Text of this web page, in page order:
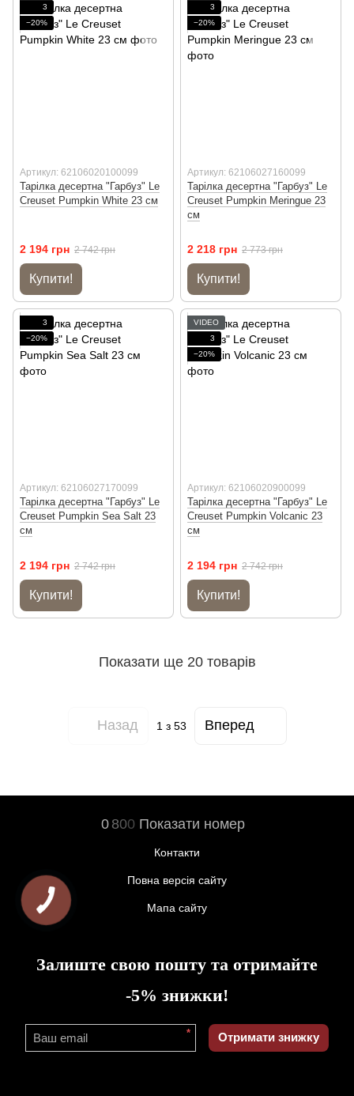
3
−20%
Артикул: 62106020100099
Тарілка десертна "Гарбуз" Le
Creuset Pumpkin White 23 см
2 194 грн 2 742 грн
Купити!
3
−20%
Артикул: 62106027160099
Тарілка десертна "Гарбуз" Le
Creuset Pumpkin Meringue 23
см
2 218 грн 2 773 грн
Купити!
3
−20%
Артикул: 62106027170099
Тарілка десертна "Гарбуз" Le
Creuset Pumpkin Sea Salt 23
см
2 194 грн 2 742 грн
Купити!
VIDEO
3
−20%
Артикул: 62106020900099
Тарілка десертна "Гарбуз" Le
Creuset Pumpkin Volcanic 23
см
2 194 грн 2 742 грн
Купити!
Показати ще 20 товарів
Назад 1 з 53 Вперед
0 800 Показати номер
Контакти
Повна версія сайту
Мапа сайту
Залиште свою пошту та отримайте
-5% знижки!
* Отримати знижку